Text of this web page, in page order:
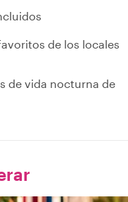
de los locales
de vida nocturna de